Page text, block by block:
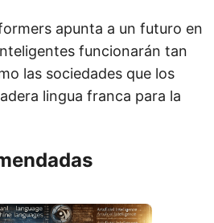
apunta a un futuro en
funcionarán tan
las sociedades que los
lingua franca para la